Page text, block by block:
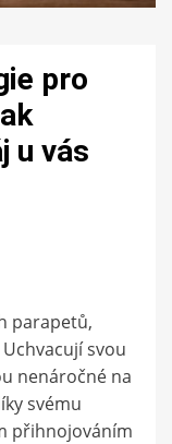
pro
u vás
parapetů,
svou
nenáročné na
svému
přihnojováním